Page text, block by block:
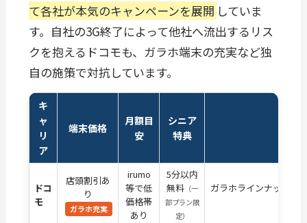
て各社が本気のキャンペーンを展開 していま
す。自社の3G終了によって他社へ流出するリス
クを抱えるドコモも、ガラホ端末の充実など独
自の施策で対抗しています。
キ
ャ
リ
ア
端末価格
月額目
安
シニア
特典
ドコ
モ
店頭割引あ
り
ガラホ充実
irumo
等で低
価格帯
あり
5分以内
無料（一
部プラン限
定）
ガラホラインナップ強